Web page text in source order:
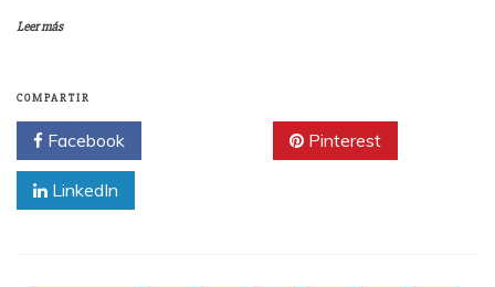
Leer más
COMPARTIR
Facebook Pinterest
LinkedIn